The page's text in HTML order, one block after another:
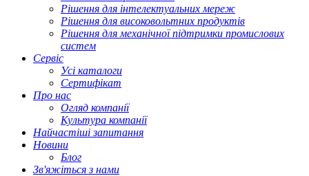
Рішення для інтелектуальних мереж
Рішення для високовольтних продуктів
Рішення для механічної підтримки промислових
систем
Сервіс
Усі каталоги
Сертифікат
Про нас
Огляд компанії
Культура компанії
Найчастіші запитання
Новини
Блог
Зв'яжіться з нами